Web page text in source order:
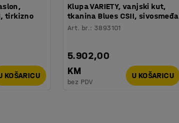
tirkizno
KOŠARICU
Klupa VARIETY, vanjski kut,
tkanina Blues CSII, sivosmeđa
Art. br.:3893101
5.902,00
KM
bez PDV
U KOŠARICU